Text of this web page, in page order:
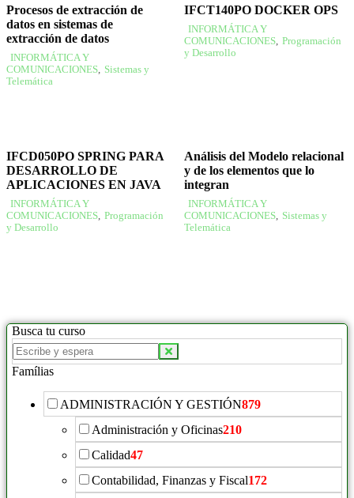
Procesos de extracción de
datos en sistemas de
extracción de datos
INFORMÁTICA Y
COMUNICACIONES
Sistemas y
Telemática
IFCT140PO DOCKER OPS
INFORMÁTICA Y
COMUNICACIONES, Programación
y Desarrollo
IFCD050PO SPRING PARA
DESARROLLO DE
APLICACIONES EN JAVA
INFORMÁTICA Y
COMUNICACIONES, Programación
y Desarrollo
Análisis del Modelo relacional
y de los elementos que lo
integran
INFORMÁTICA Y
COMUNICACIONES, Sistemas y
Telemática
Busca tu curso
Famílias
ADMINISTRACIÓN Y GESTIÓN879
Administración y Oficinas210
Calidad47
Contabilidad, Finanzas y Fiscal172